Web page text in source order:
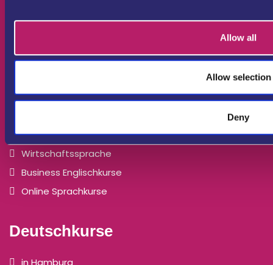
Allow all
Allow selection
Deny
Tel: +49 6131 9459510
Impressum
Sprachkurse
Fremdsprachen-Kurse
Wirtschaftssprache
Business Englischkurse
Online Sprachkurse
Deutschkurse
in Hamburg